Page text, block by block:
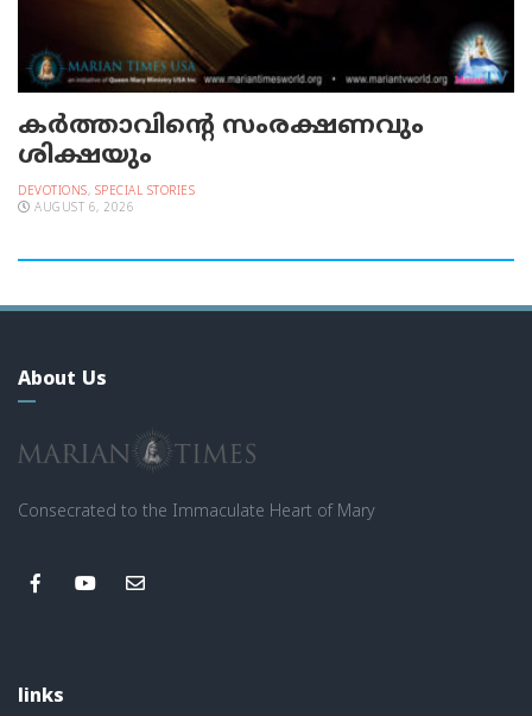
കർത്താവിന്റെ സംരക്ഷണവും
ശിക്ഷയും
DEVOTIONS, SPECIAL STORIES
AUGUST 6, 2026
About Us
Consecrated to the Immaculate Heart of Mary
links